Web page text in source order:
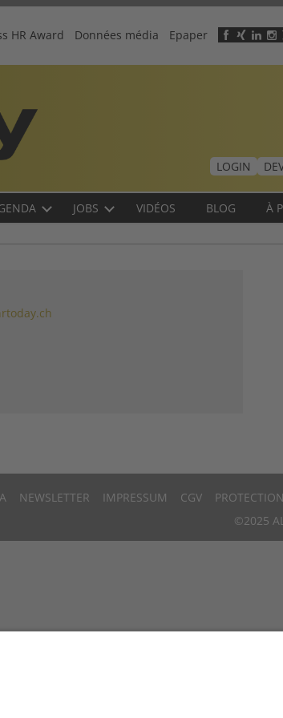
Header
menu
HR Award Données média Epaper
LOGIN
JOBS VIDÉOS BLOG À
NEWSLETTER IMPRESSUM CGV
©2025